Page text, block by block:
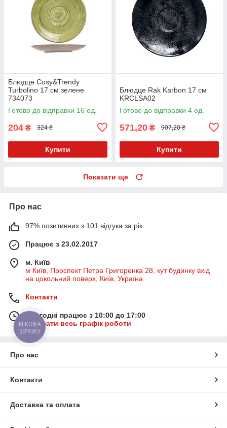
Блюдце Cosy&Trendy
Turbolino 17 см зелене
734073
Готово до відправки 16 од.
204 ₴ 324 ₴
Купити
Блюдце Rak Karbon 17 см
KRCLSA02
Готово до відправки 4 од.
571,20 ₴ 907,20 ₴
Купити
Показати ще
Про нас
97% позитивних з 101 відгука за рік
Працює з 23.02.2017
м. Київ
м Київ, Проспект Петра Григоренка 28, кут будинку вхід
на цокольний поверх, Київ, Україна
Контакти
Сьогодні працює з 10:00 до 17:00
Показати весь графік роботи
Про нас
Контакти
Доставка та оплата
КНОПКА
ЗВ'ЯЗКУ